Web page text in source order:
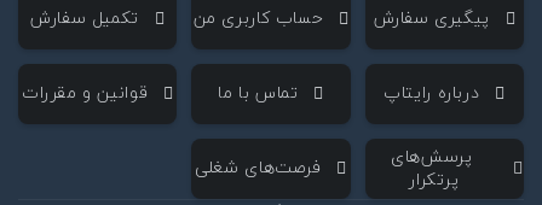
‌ پیگیری سفارش ‌ حساب کاربری من ‌ تکمیل سفارش
‌ درباره رایتاپ ‌ تماس با ما ‌ قوانین و مقررات
‌ پرسش‌های
پرتکرار
‌ فرصت‌های شغلی